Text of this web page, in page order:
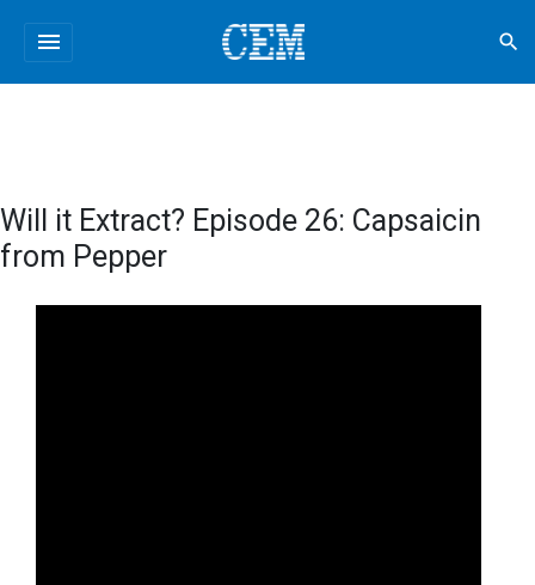
menu search
Will it Extract? Episode 26: Capsaicin
from Pepper